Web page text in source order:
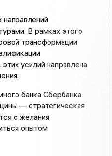
В рамках этого
трансформации
усилий направлена
банка Сбербанка
— стратегическая
с желания
опытом